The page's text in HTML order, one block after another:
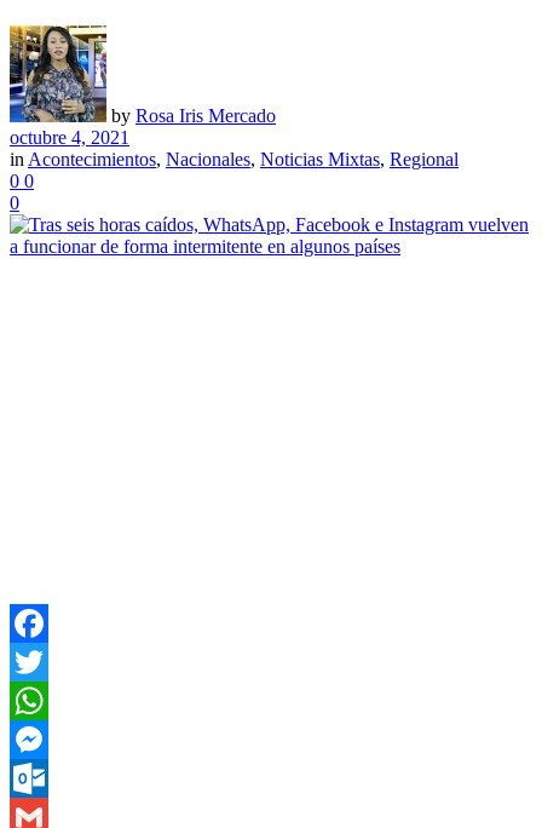
by Rosa Iris Mercado
octubre 4, 2021
in Acontecimientos, Nacionales, Noticias Mixtas, Regional
0 0
0
Facebook
Twitter
WhatsApp
Messenger
Outlook.com